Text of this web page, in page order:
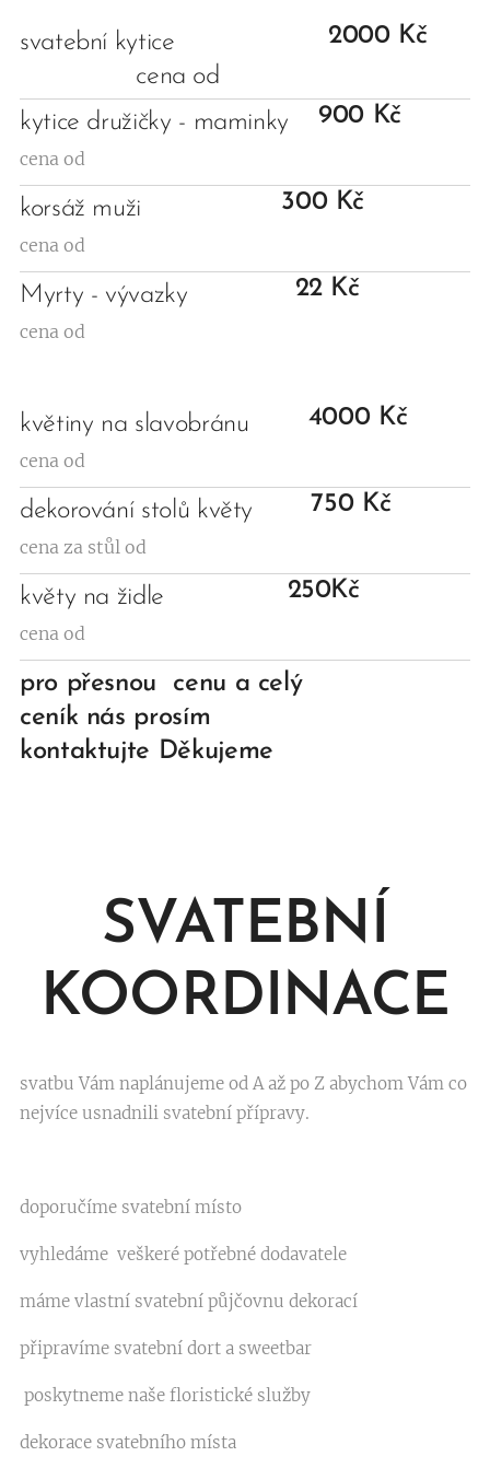
svatební kytice
cena od
2000 Kč
kytice družičky - maminky
cena od
900 Kč
korsáž muži
cena od
300 Kč
Myrty - vývazky
cena od
22 Kč
květiny na slavobránu
cena od
4000 Kč
dekorování stolů květy
cena za stůl od
750 Kč
květy na židle
cena od
250Kč
pro přesnou cenu a celý
ceník nás prosím
kontaktujte Děkujeme
SVATEBNÍ
KOORDINACE
svatbu Vám naplánujeme od A až po Z abychom Vám co
nejvíce usnadnili svatební přípravy.
doporučíme svatební místo
vyhledáme veškeré potřebné dodavatele
máme vlastní svatební půjčovnu dekorací
připravíme svatební dort a sweetbar
poskytneme naše floristické služby
dekorace svatebního místa